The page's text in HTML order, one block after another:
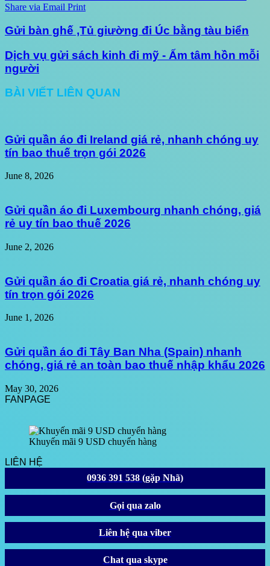
Share via Email Print
Gửi bàn ghế ,Tủ giường đi Úc bằng tàu biển
Dịch vụ gửi sách kinh đi mỹ - Ấm tâm hồn mỗi
người
BÀI VIẾT LIÊN QUAN
Gửi quần áo đi Ireland giá rẻ, nhanh chóng uy
tín bao thuế trọn gói 2026
June 8, 2026
Gửi quần áo đi Luxembourg nhanh chóng, giá
rẻ uy tín bao thuế 2026
June 2, 2026
Gửi quần áo đi Croatia giá rẻ, nhanh chóng uy
tín trọn gói 2026
June 1, 2026
Gửi quần áo đi Tây Ban Nha (Spain) nhanh
chóng, giá rẻ an toàn bao thuế nhập khẩu 2026
May 30, 2026
FANPAGE
Khuyến mãi 9 USD chuyển hàng
LIÊN HỆ
0936 391 538 (gặp Nhã)
Gọi qua zalo
Liên hệ qua viber
Chat qua skype